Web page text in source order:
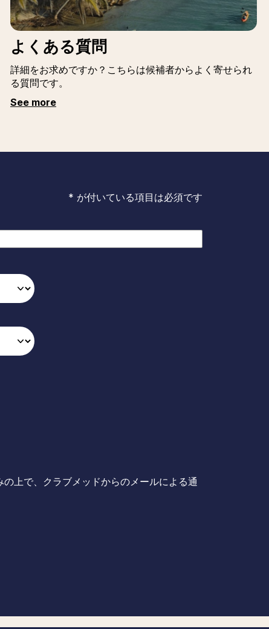
よくある質問
詳細をお求めですか？こちらは候補者からよく寄せられ
る質問です。
See more
* が付いている項目は必須です
上で、クラブメッドからのメールによる通